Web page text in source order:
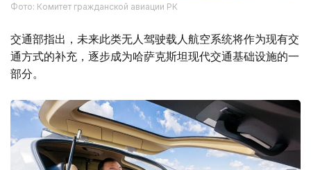
Фото: Комитет гражданской авиации РК
交通部指出，未来此类无人驾驶载人航空系统将作为现有交
通方式的补充，逐步成为哈萨克斯坦现代交通基础设施的一
部分。